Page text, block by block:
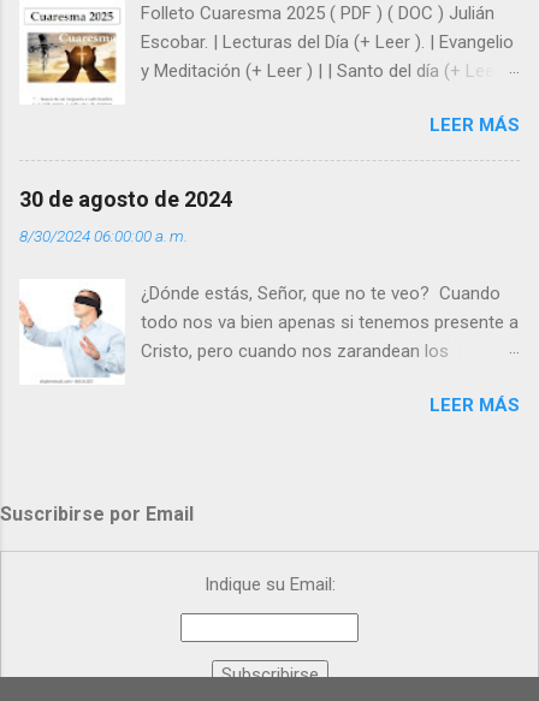
y protegidos por nosotros. “ Señor, soy un
árbol sin frutos, pero tú me das la savia para
que al menos mis ramas y hojas den sombra
super hombre? - ¿Superas tu fragilidad con la
gracia de Dios? Julián Escobar. | Lecturas del
Día (+ Leer ). | Evangelio y Meditación (+ Leer ) |
Folleto Cuaresma 2025 ( PDF ) ( DOC ) Julián
Escobar. | Lecturas del Día (+ Leer ). | Evangelio
y Meditación (+ Leer ) | | Santo del día (+ Leer )
LEER MÁS
30 de agosto de 2024
8/30/2024 06:00:00 a. m.
¿Dónde estás, Señor, que no te veo? Cuando
todo nos va bien apenas si tenemos presente a
Cristo, pero cuando nos zarandean los
“¿Dónde estás, Señor, que no te veo, que me
tumba vacía, y yo estoy Resucitado. No me ves
porque lloras tus problemas y no gozas de la
vida. ¿Cómo puedes creer que Yo dejo a nadie
sólo con los dolores de la vida? Debes
resucitar conmigo. Renueva tus ojos para
poder verme, renueva tu fe para poder creer
LEER MÁS
Suscribirse por Email
Indique su Email: